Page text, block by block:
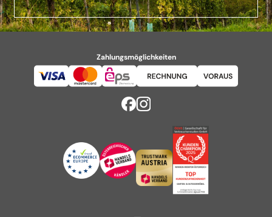
Zahlungsmöglichkeiten